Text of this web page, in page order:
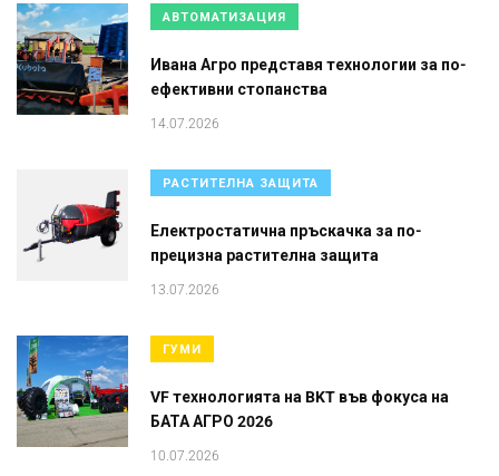
АВТОМАТИЗАЦИЯ
Ивана Агро представя технологии за по-
ефективни стопанства
14.07.2026
РАСТИТЕЛНА ЗАЩИТА
Електростатична пръскачка за по-
прецизна растителна защита
13.07.2026
ГУМИ
VF технологията на BKT във фокуса на
БАТА АГРО 2026
10.07.2026